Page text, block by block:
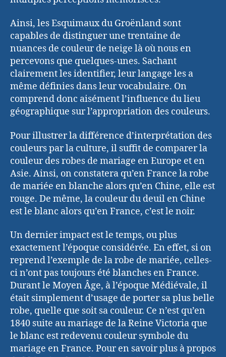
Ainsi, les Esquimaux du Groënland sont
capables de distinguer une trentaine de
nuances de couleur de neige là où nous en
percevons que quelques-unes. Sachant
clairement les identifier, leur langage les a
même définies dans leur vocabulaire. On
comprend donc aisément l’influence du lieu
géographique sur l’appropriation des couleurs.
Pour illustrer la différence d’interprétation des
couleurs par la culture, il suffit de comparer la
couleur des robes de mariage en Europe et en
Asie. Ainsi, on constatera qu’en France la robe
de mariée en blanche alors qu’en Chine, elle est
rouge. De même, la couleur du deuil en Chine
est le blanc alors qu’en France, c’est le noir.
Un dernier impact est le temps, ou plus
exactement l’époque considérée. En effet, si on
reprend l’exemple de la robe de mariée, celles-
ci n’ont pas toujours été blanches en France.
Durant le Moyen Âge, à l’époque Médiévale, il
était simplement d’usage de porter sa plus belle
robe, quelle que soit sa couleur. Ce n’est qu’en
1840 suite au mariage de la Reine Victoria que
le blanc est redevenu couleur symbole du
mariage en France. Pour en savoir plus à propos